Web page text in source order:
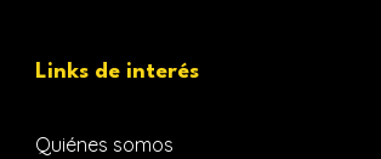
Links de interés
Quiénes somos